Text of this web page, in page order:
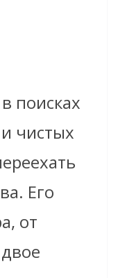
поисках
чистых
Его
от